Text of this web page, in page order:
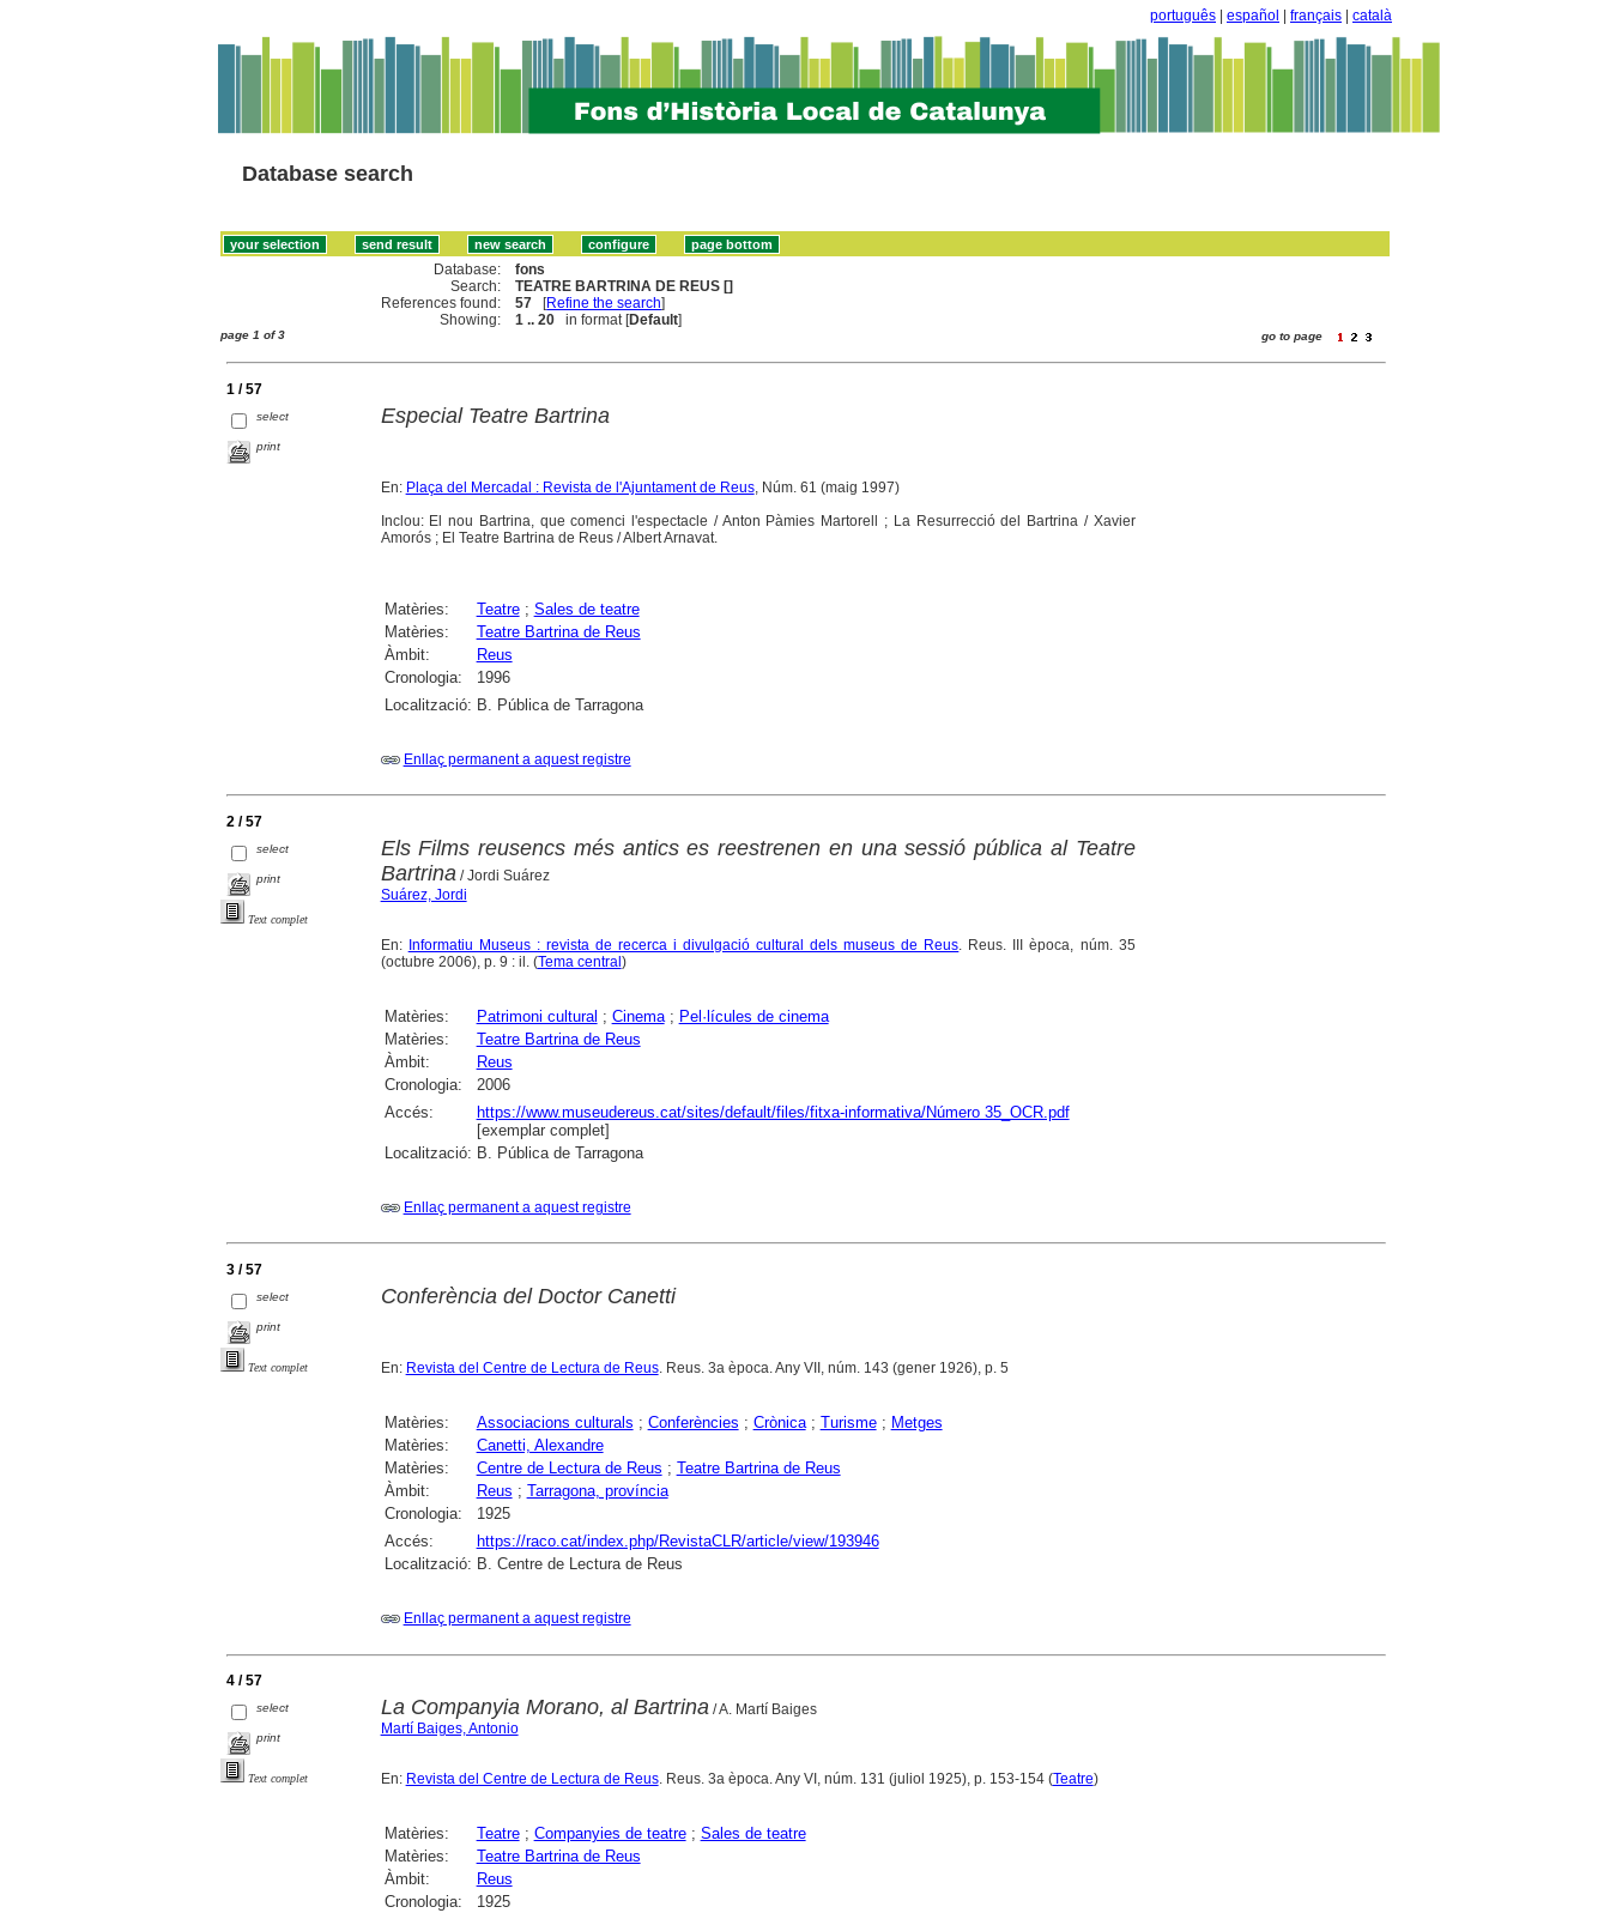
português español français català
Database search
Database:
fons
Search:
TEATRE BARTRINA DE REUS []
References found:
57 [Refine the search]
Showing:
1 .. 20 in format [Default]
page 1 of 3 go to page
1 / 57
select
print
Especial Teatre Bartrina
En: Plaça del Mercadal : Revista de l'Ajuntament de Reus, Núm. 61 (maig 1997)
Inclou: El nou Bartrina, que comenci l'espectacle / Anton Pàmies Martorell ; La Resurrecció del Bartrina / Xavier
Amorós ; El Teatre Bartrina de Reus / Albert Arnavat.
Matèries: Teatre; Sales de teatre
Matèries:
Teatre Bartrina de Reus
Àmbit:
Reus
Cronologia:
1996
Localització: B. Pública de Tarragona
Enllaç permanent a aquest registre
2 / 57
select
print
Text complet
Els Films reusencs més antics es reestrenen en una sessió pública al Teatre
Bartrina/ Jordi Suárez
Suárez, Jordi
En: Informatiu Museus : revista de recerca i divulgació cultural dels museus de Reus. Reus. III època, núm. 35
(octubre 2006), p. 9 : il. (Tema central )
Matèries: Patrimoni cultural ; Cinema; Pel·lícules de cinema
Matèries:
Teatre Bartrina de Reus
Àmbit:
Reus
Cronologia:
2006
Accés:
https://www.museudereus.cat/sites/default/files/fitxa-informativa/Número 35_OCR.pdf
[exemplar complet]
Localització: B. Pública de Tarragona
Enllaç permanent a aquest registre
3 / 57
select
print
Text complet
Conferència del Doctor Canetti
En: Revista del Centre de Lectura de Reus. Reus. 3a època. Any VII, núm. 143 (gener 1926), p. 5
Matèries: Associacions culturals ; Conferències ; Crònica; Turisme; Metges
Matèries:
Canetti, Alexandre
Matèries:
Centre de Lectura de Reus ; Teatre Bartrina de Reus
Àmbit:
Reus ; Tarragona, província
Cronologia:
1925
Accés:
https://raco.cat/index.php/RevistaCLR/article/view/193946
Localització: B. Centre de Lectura de Reus
Enllaç permanent a aquest registre
4 / 57
select
print
Text complet
La Companyia Morano, al Bartrina/ A. Martí Baiges
Martí Baiges, Antonio
En: Revista del Centre de Lectura de Reus. Reus. 3a època. Any VI, núm. 131 (juliol 1925), p. 153-154 (Teatre)
Matèries: Teatre; Companyies de teatre; Sales de teatre
Matèries:
Teatre Bartrina de Reus
Àmbit:
Reus
Cronologia:
1925